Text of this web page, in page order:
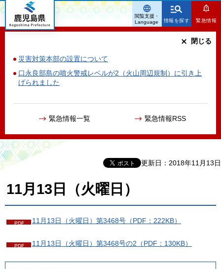
鹿児島県
情報を探す 緊急情報
災害対策本部の設置について
口永良部島の噴火警戒レベルが2（火山周辺規制）に引き上
げられました
緊急情報一覧 緊急情報RSS
閉じる
閲覧支援・
Language
更新日：2018年11月13日
11月13日（火曜日）
11月13日（火曜日）第3468号（PDF：222KB）
11月13日（火曜日）第3468号の2（PDF：130KB）